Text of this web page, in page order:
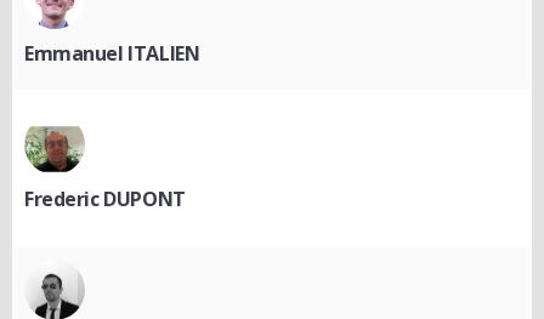
Emmanuel ITALIEN
Frederic DUPONT